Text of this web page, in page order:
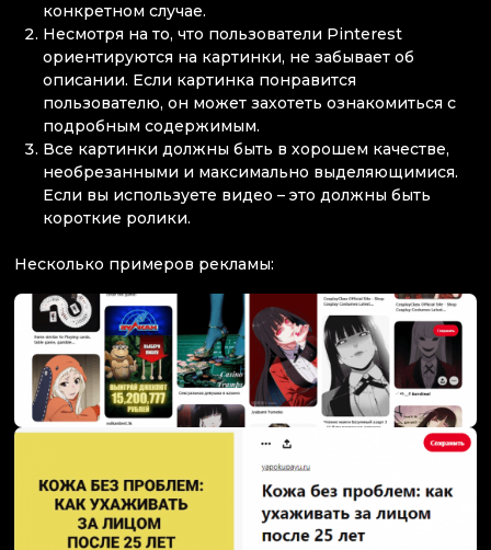
конкретном случае.
Несмотря на то, что пользователи Pinterest
ориентируются на картинки, не забывает об
описании. Если картинка понравится
пользователю, он может захотеть ознакомиться с
подробным содержимым.
Все картинки должны быть в хорошем качестве,
необрезанными и максимально выделяющимися.
Если вы используете видео – это должны быть
короткие ролики.
Несколько примеров рекламы: